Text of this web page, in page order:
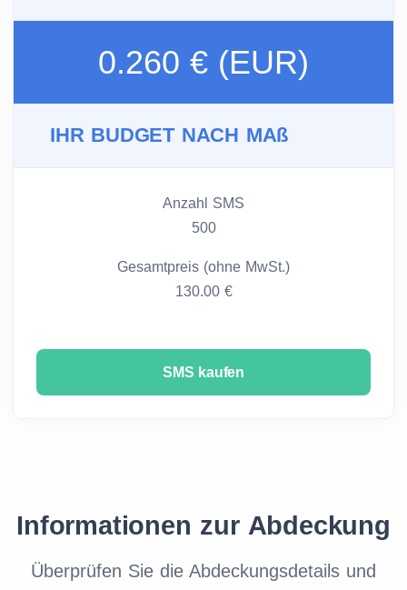
0.260 € (EUR)
IHR BUDGET NACH MAß
Anzahl SMS
500
Gesamtpreis (ohne MwSt.)
130.00 €
SMS kaufen
Informationen zur Abdeckung
Überprüfen Sie die Abdeckungsdetails und